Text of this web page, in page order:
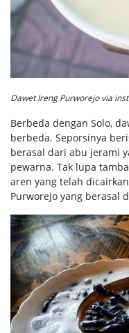
Dawet Ireng Purworejo via
Berbeda dengan Solo,
berbeda. Seporsinya
berasal dari abu jerami
pewarna. Tak lupa
aren yang telah
Purworejo yang berasal